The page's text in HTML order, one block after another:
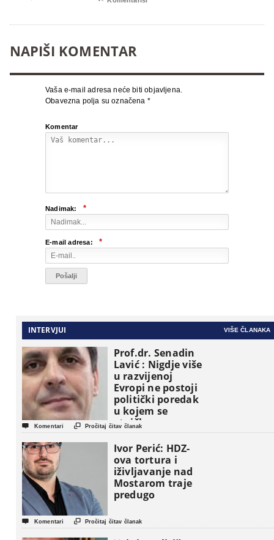
NAPIŠI KOMENTAR
Vaša e-mail adresa neće biti objavljena.
Obavezna polja su označena *
Komentar
Nadimak: *
E-mail adresa: *
INTERVJUI VIŠE ČLANAKA
Prof.dr. Senadin
Lavić : Nigdje više
u razvijenoj
Evropi ne postoji
politički poredak
u kojem se
etničke grupe
pojavljuju kao
osnovne
političke jedinice
 Komentari  Pročitaj čitav članak
Ivor Perić: HDZ-
ova tortura i
iživljavanje nad
Mostarom traje
predugo
 Komentari  Pročitaj čitav članak